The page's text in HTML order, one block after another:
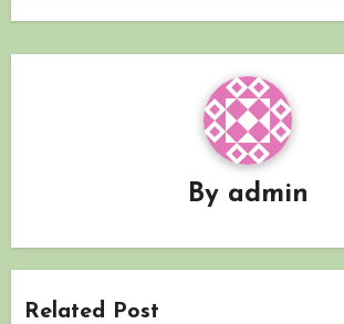
By admin
Related Post